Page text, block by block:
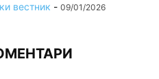
вестник - 09/01/2026